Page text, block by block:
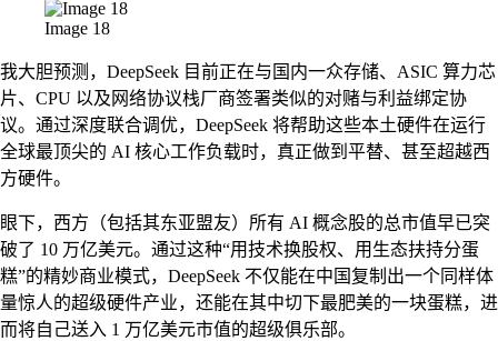
Image 18
我大胆预测，DeepSeek 目前正在与国内一众存储、ASIC 算力芯
片、CPU 以及网络协议栈厂商签署类似的对赌与利益绑定协
议。通过深度联合调优，DeepSeek 将帮助这些本土硬件在运行
全球最顶尖的 AI 核心工作负载时，真正做到平替、甚至超越西
方硬件。
眼下，西方（包括其东亚盟友）所有 AI 概念股的总市值早已突
破了 10 万亿美元。通过这种“用技术换股权、用生态扶持分蛋
糕”的精妙商业模式，DeepSeek 不仅能在中国复制出一个同样体
量惊人的超级硬件产业，还能在其中切下最肥美的一块蛋糕，进
而将自己送入 1 万亿美元市值的超级俱乐部。